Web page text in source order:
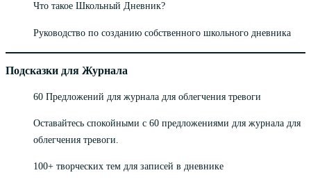
Что такое Школьный Дневник?
Руководство по созданию собственного школьного дневника
Подсказки для Журнала
60 Предложений для журнала для облегчения тревоги
Оставайтесь спокойными с 60 предложениями для журнала для
облегчения тревоги.
100+ творческих тем для записей в дневнике